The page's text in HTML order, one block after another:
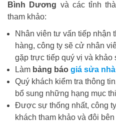
Bình Dương và các tỉnh
tham khảo:
Nhân viên tư vấn tiếp nhận
hàng, công ty sẽ cử nhân
gặp trực tiếp quý vị và khảo
Làm bảng báo giá sửa
Quý khách kiểm tra thông
bổ sung những hạng mục
Được sự thống nhất, công
khách tham khảo và đôi